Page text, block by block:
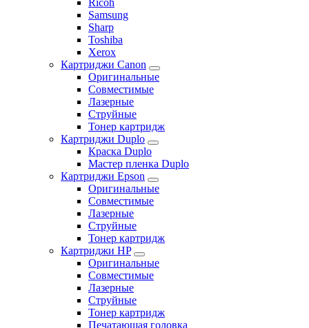
Ricoh
Samsung
Sharp
Toshiba
Xerox
Картриджи Canon
Оригинальные
Совместимые
Лазерные
Струйные
Тонер картридж
Картриджи Duplo
Краска Duplo
Мастер пленка Duplo
Картриджи Epson
Оригинальные
Совместимые
Лазерные
Струйные
Тонер картридж
Картриджи HP
Оригинальные
Совместимые
Лазерные
Струйные
Тонер картридж
Печатающая головка